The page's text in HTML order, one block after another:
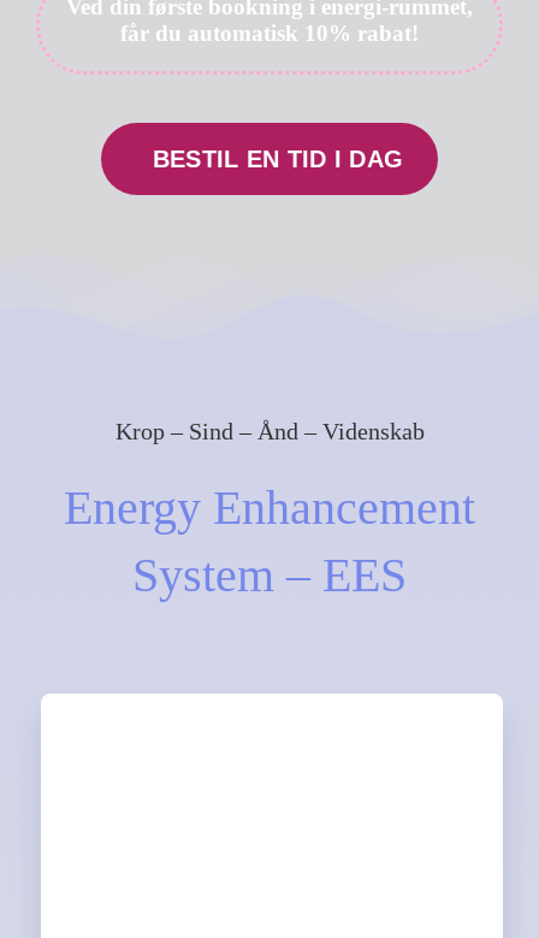
Ved din første bookning i energi-rummet,
får du automatisk 10% rabat!
BESTIL EN TID I DAG
Krop – Sind – Ånd – Videnskab
Energy Enhancement
System – EES